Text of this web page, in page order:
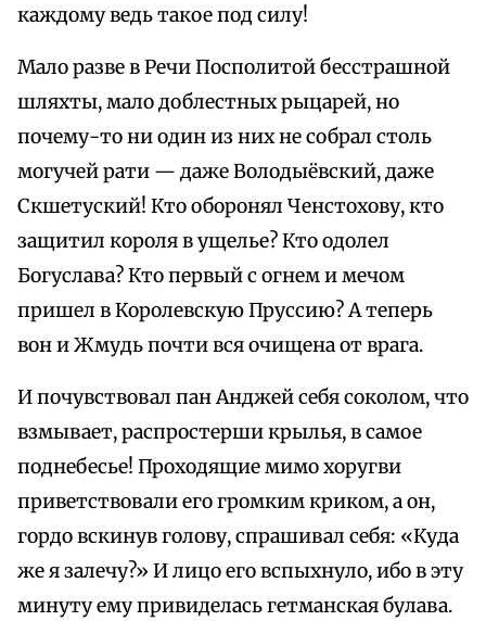
каждому ведь такое под силу!
Мало разве в Речи Посполитой бесстрашной
шляхты, мало доблестных рыцарей, но
почему-то ни один из них не собрал столь
могучей рати — даже Володыёвский, даже
Скшетуский! Кто оборонял Ченстохову, кто
защитил короля в ущелье? Кто одолел
Богуслава? Кто первый с огнем и мечом
пришел в Королевскую Пруссию? А теперь
вон и Жмудь почти вся очищена от врага.
И почувствовал пан Анджей себя соколом, что
взмывает, распростерши крылья, в самое
поднебесье! Проходящие мимо хоругви
приветствовали его громким криком, а он,
гордо вскинув голову, спрашивал себя: «Куда
же я залечу?» И лицо его вспыхнуло, ибо в эту
минуту ему привиделась гетманская булава.